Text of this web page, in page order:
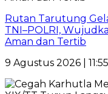
Rutan Tarutung
TNI–POLRI,
Aman dan Tertib
9 Agustus 2026 |